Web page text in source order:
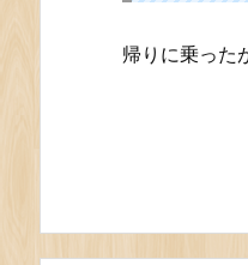
帰りに乗った